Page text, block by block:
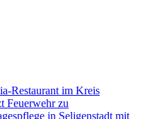
Restaurant im Kreis
Feuerwehr zu
in Seligenstadt mit